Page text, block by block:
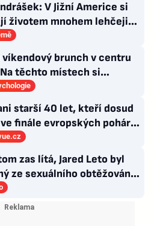
V Jižní Americe si
životem mnohem lehčeji,
neřeší
víkendový brunch v centru
těchto místech si
snídani užívají i místní
starší 40 let, kteří dosud
finále evropských pohárů.
ze hřiště jako
zas lítá, Jared Leto byl
ze sexuálního obtěžování
Bonnie Tyler a Mary